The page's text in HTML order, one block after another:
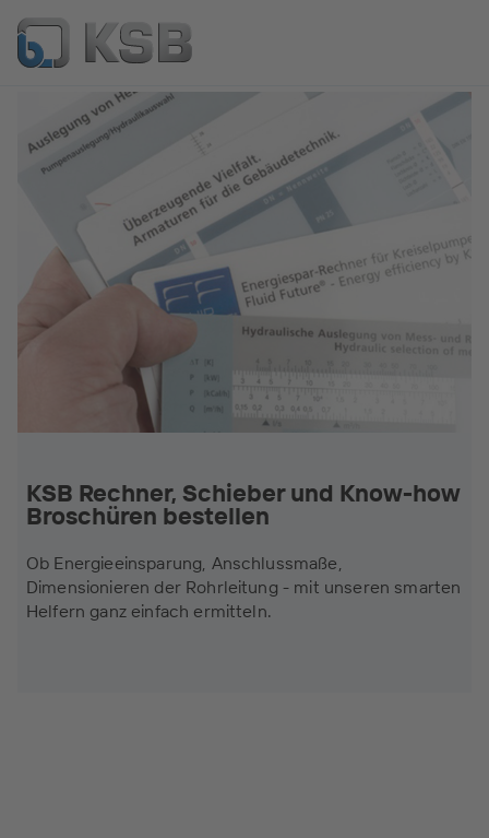
KSB Rechner, Schieber und Know-how
Broschüren bestellen
Ob Energieeinsparung, Anschlussmaße,
Dimensionieren der Rohrleitung - mit unseren smarten
Helfern ganz einfach ermitteln.